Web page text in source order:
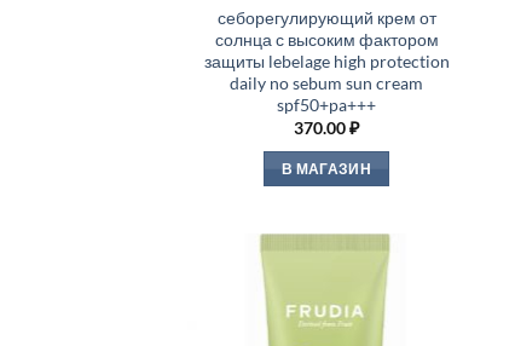
себорегулирующий крем от
солнца с высоким фактором
защиты lebelage high protection
daily no sebum sun cream
spf50+pa+++
370.00₽
В МАГАЗИН